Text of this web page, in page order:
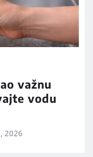
važnu
vodu
2026